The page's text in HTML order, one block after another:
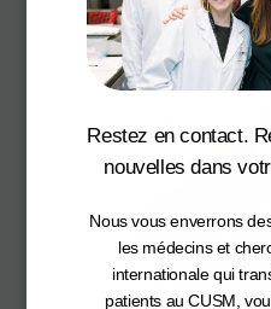
Restez en contact.
nouvelles dans
Nous vous enverrons
les médecins et
internationale qui
patients au CUSM,